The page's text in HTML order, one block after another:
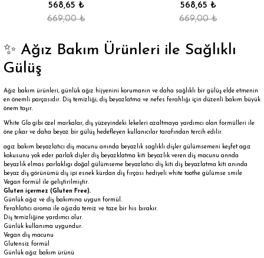
568,65 ₺
669,00 ₺
568,65 ₺
669,00 ₺
✨ Ağız Bakım Ürünleri ile Sağlıklı
Gülüş
Ağız bakım ürünleri, günlük ağız hijyenini korumanın ve daha sağlıklı bir gülüş elde etmenin
en önemli parçasıdır. Diş temizliği, diş beyazlatma ve nefes ferahlığı için düzenli bakım büyük
önem taşır.
White Glo gibi özel markalar, diş yüzeyindeki lekeleri azaltmaya yardımcı olan formülleri ile
öne çıkar ve daha beyaz bir gülüş hedefleyen kullanıcılar tarafından tercih edilir.
agız bakım beyazlatıcı diş macunu anında beyazlık saglıklı dişler gülümsemeni keşfet agız
kokusunu yok eder parlak dişler diş beyazklatma kiti beyazlık veren diş macunu annda
beyazlık elmas parlaklıgı doğal gülümseme beyazlatıcı diş kiti diş beyazlatma kiti anında
beyaz diş görünümü diş ipi esnek kürdan diş fırçası hediyeli white toothe gülümse smile
Vegan formül ile geliştirilmiştir.
Gluten içermez (Gluten Free).
Günlük ağız ve diş bakımına uygun formül.
Ferahlatıcı aroma ile ağızda temiz ve taze bir his bırakır.
Diş temizliğine yardımcı olur.
Günlük kullanıma uygundur.
Vegan diş macunu
Glutensiz formül
Günlük ağız bakım ürünü